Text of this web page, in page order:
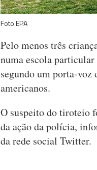
Foto EPA
Pelo menos três
numa escola
segundo um porta-
americanos.
O suspeito do tiroteio
da ação da polícia,
da rede social Twitter.